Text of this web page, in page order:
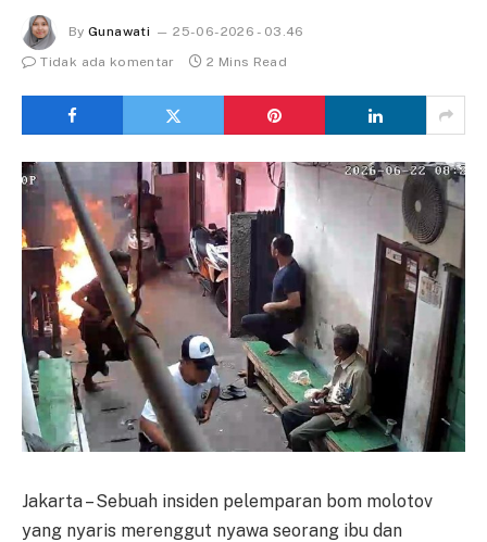
By Gunawati
25-06-2026 - 03.46
Tidak ada komentar
2 Mins Read
Jakarta – Sebuah insiden pelemparan bom molotov
yang nyaris merenggut nyawa seorang ibu dan